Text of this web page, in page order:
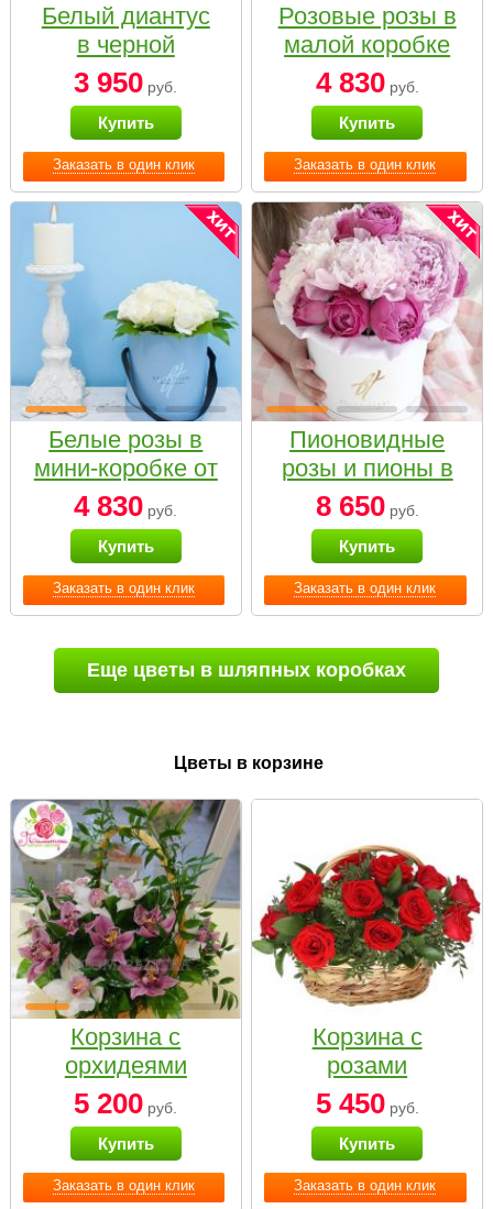
Заказать в один клик
Белый диантус
в черной
коробке Small
3 950 руб.
Купить
Заказать в один клик
Розовые розы в
малой коробке
4 830руб.
Купить
Заказать в один клик
Белые розы в
мини-коробке от
Bella Fiori
4 830 руб.
Купить
Заказать в один клик
Пионовидные
розы и пионы в
белой коробке
Small
8 650руб.
Купить
Еще цветы в шляпных коробках
Цветы в корзине
Заказать в один клик
Корзина с
орхидеями
малая
5 200 руб.
Купить
Заказать в один клик
Корзина с
розами
«Красный
Париж»
5 450руб.
Купить